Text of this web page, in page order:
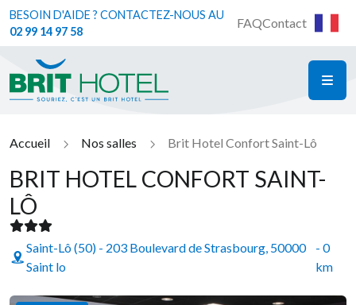
BESOIN D'AIDE ? CONTACTEZ-NOUS AU
02 99 14 97 58
FAQContact
Brit Hotel
Accueil Nos salles Brit Hotel Confort Saint-Lô
BRIT HOTEL CONFORT SAINT-
LÔ
Saint-Lô (50) - 203 Boulevard de Strasbourg, 50000
Saint lo
- 0
km